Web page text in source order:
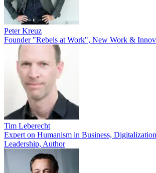
Peter Kreuz
Founder "Rebels at Work", New Work &
Tim Leberecht
Expert on Humanism in Business,
Leadership, Author